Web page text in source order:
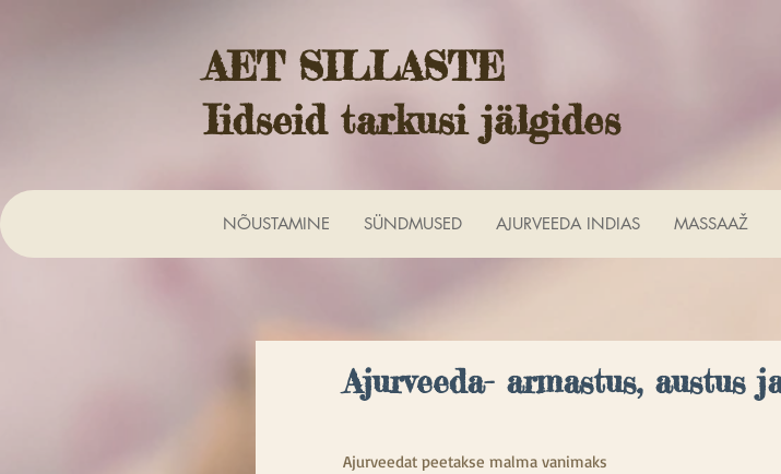
AET SILLASTE
Iidseid tarkusi jälgides
NÕUSTAMINE SÜNDMUSED AJURVEEDA INDIAS MASSAAŽ
Ajurveeda- armastus, austus
Ajurveedat peetakse malma vanimaks